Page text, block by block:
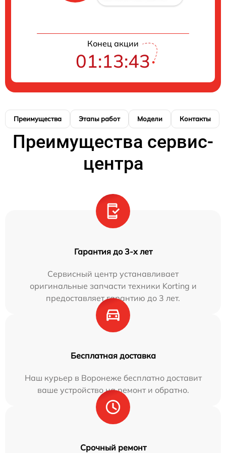
Конец акции
01:13:41
Преимущества Этапы работ Модели Контакты
Преимущества сервис-
центра
Гарантия до 3-х лет
Сервисный центр устанавливает
оригинальные запчасти техники Korting и
предоставляет гарантию до 3 лет.
Бесплатная доставка
Наш курьер в Воронеже бесплатно доставит
ваше устройство на ремонт и обратно.
Срочный ремонт